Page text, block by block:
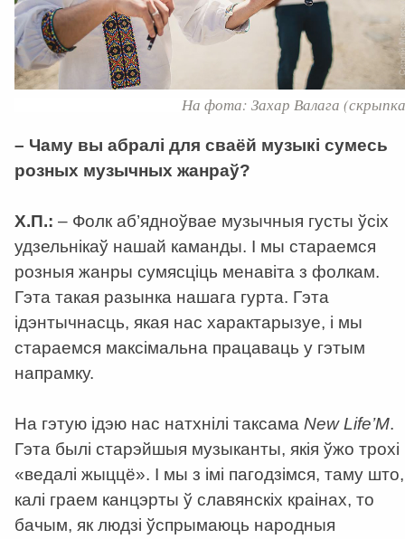
На фота: Захар Валага
– Чаму вы абралі для сваёй музыкі сумесь
розных музычных жанраў?
Х.П.: – Фолк аб’ядноўвае музычныя густы ўсіх
удзельнікаў нашай каманды. І мы стараемся
розныя жанры сумясціць менавіта з фолкам.
Гэта такая разынка нашага гурта. Гэта
ідэнтычнасць, якая нас характарызуе, і мы
стараемся максімальна працаваць у гэтым
напрамку.
На гэтую ідэю нас натхнілі таксама New Life’М.
Гэта былі старэйшыя музыканты, якія ўжо трохі
«ведалі жыццё». І мы з імі пагодзімся, таму што,
калі граем канцэрты ў славянскіх краінах, то
бачым, як людзі ўспрымаюць народныя